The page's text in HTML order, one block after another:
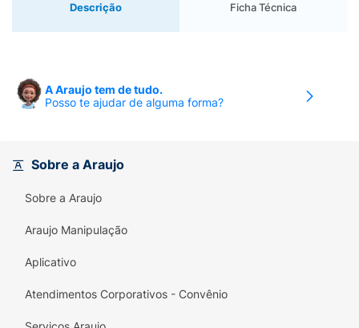
Descrição Ficha Técnica
A Araujo tem de tudo.
Posso te ajudar de alguma forma?
Sobre a Araujo
Sobre a Araujo
Araujo Manipulação
Aplicativo
Atendimentos Corporativos - Convênio